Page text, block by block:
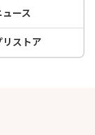
ュース
リストア